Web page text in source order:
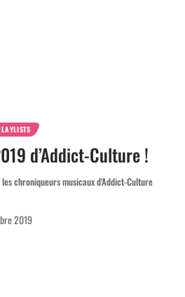
d’Addict-Culture !
chroniqueurs musicaux d'Addict-Culture
2019